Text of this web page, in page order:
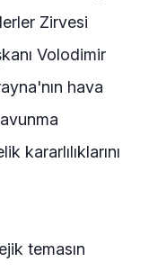
Zirvesi
Volodimir
hava
kararlılıklarını
temasın